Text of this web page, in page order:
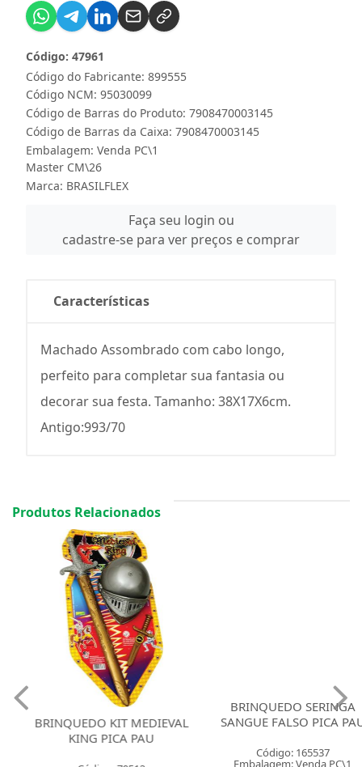
Código do Fabricante: 899555
Código: 47961
Código NCM: 95030099
Código de Barras do Produto: 7908470003145
Código de Barras da Caixa: 7908470003145
Embalagem: Venda PC\1
Master CM\26
Marca: BRASILFLEX
Faça seu login ou
cadastre-se para ver preços e comprar
Características
Machado Assombrado com cabo longo,
perfeito para completar sua fantasia ou
decorar sua festa. Tamanho: 38X17X6cm.
Antigo:993/70
Produtos Relacionados
BRINQUEDO KIT MEDIEVAL
KING PICA PAU
BRINQUEDO SERINGA
SANGUE FALSO PICA PAU
Código: 165537
Embalagem: Venda PC\1